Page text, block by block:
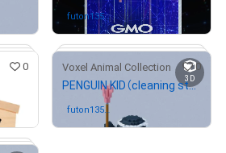
100
futon1357
さんが保有中
0
3D
Voxel Animal Collection 0
PENGUIN KID（cleaning style）
futon1357